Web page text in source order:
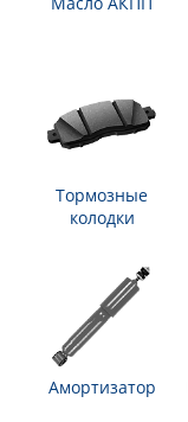
Тормозные
колодки
Амортизатор